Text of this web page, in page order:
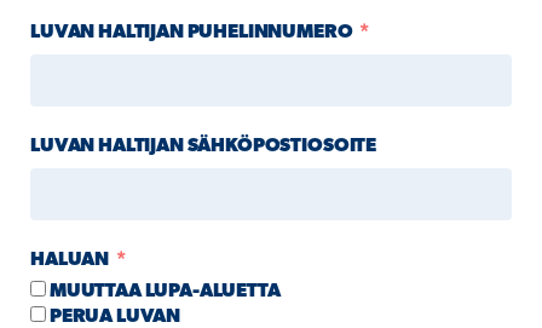
LUVAN HALTIJAN PUHELINNUMERO
LUVAN HALTIJAN SÄHKÖPOSTIOSOITE
HALUAN
MUUTTAA LUPA-ALUETTA
PERUA LUVAN